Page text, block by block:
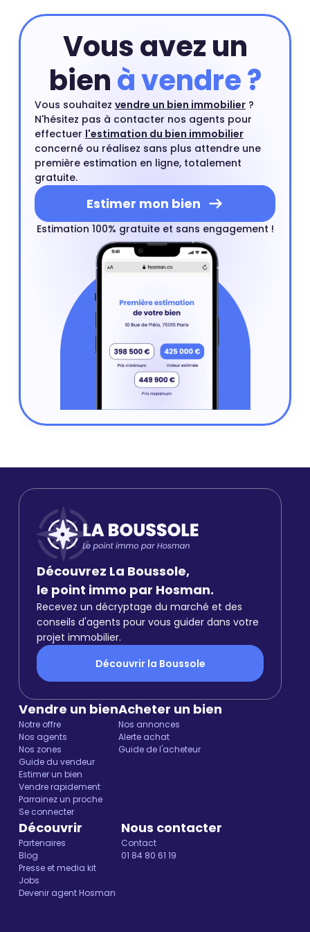
du quartier.
Vous avez un
bienà vendre ?
Vous souhaitez vendre un bien immobilier ?
N'hésitez pas à contacter nos agents pour
effectuer l'estimation du bien immobilier
concerné ou réalisez sans plus attendre une
première estimation en ligne, totalement
gratuite.
Estimer mon bien
Estimation 100% gratuite et sans engagement !
Découvrez La Boussole,
le point immo par Hosman.
Recevez un décryptage du marché et des
conseils d'agents pour vous guider dans votre
projet immobilier.
Découvrir la Boussole
Vendre un bien
Notre offre
Nos agents
Nos zones
Guide du vendeur
Estimer un bien
Vendre rapidement
Parrainez un proche
Se connecter
Acheter un bien
Nos annonces
Alerte achat
Guide de l'acheteur
Découvrir
Partenaires
Blog
Presse et media kit
Jobs
Devenir agent Hosman
Nous contacter
Contact
01 84 80 61 19